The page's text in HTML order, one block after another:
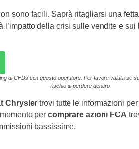
sono facili. Saprà ritagliarsi una
l’impatto della crisi sulle vendite e
di CFDs con questo operatore. Per favore valuta se
rischio di perdere denaro
Chryslertrovi tutte le informazioni
per comprare azioni FCA
bassissime.